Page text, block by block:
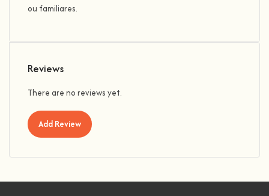
ou familiares.
Reviews
There are no reviews yet.
Add Review